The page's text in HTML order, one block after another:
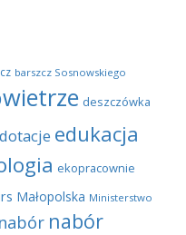
barszcz Sosnowskiego
deszczówka
dotacje edukacja
ekopracownie
Małopolska Ministerstwo
nabór nabór